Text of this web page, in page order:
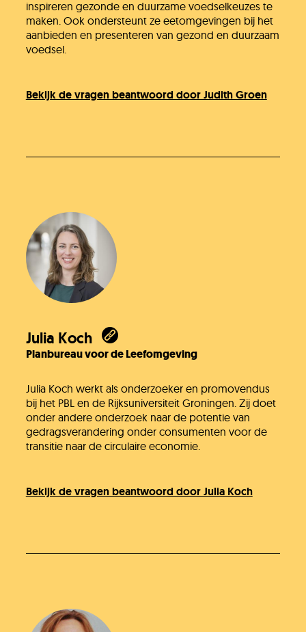
inspireren gezonde en duurzame voedselkeuzes te
maken. Ook ondersteunt ze eetomgevingen bij het
aanbieden en presenteren van gezond en duurzaam
voedsel.
Bekijk de vragen beantwoord door Judith Groen
Julia Koch
Planbureau voor de Leefomgeving
Julia Koch werkt als onderzoeker en promovendus
bij het PBL en de Rijksuniversiteit Groningen. Zij doet
onder andere onderzoek naar de potentie van
gedragsverandering onder consumenten voor de
transitie naar de circulaire economie.
Bekijk de vragen beantwoord door Julia Koch